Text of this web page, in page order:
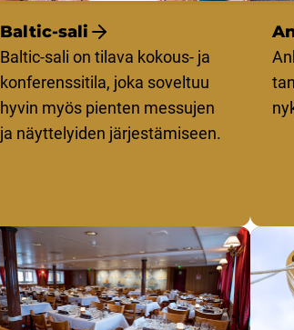
Baltic-sali
Baltic-sali on tilava kokous- ja
konferenssitila, joka soveltuu
hyvin myös pienten messujen
ja näyttelyiden järjestämiseen.